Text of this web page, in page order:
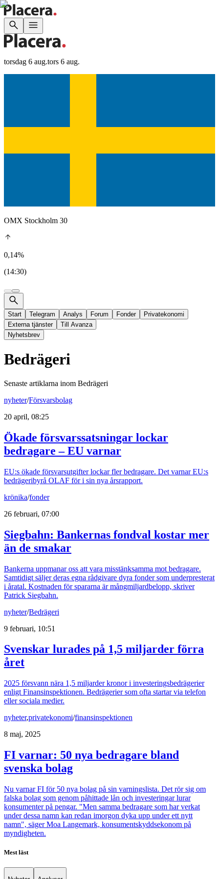
torsdag 6 aug.tors 6 aug.
OMX Stockholm 30
0,14%
(14:30)
Start Telegram Analys Forum Fonder
Privatekonomi
Externa tjänster
Till Avanza
Nyhetsbrev
Bedrägeri
Senaste artiklarna inom Bedrägeri
nyheter/Försvarsbolag
20 april, 08:25
Ökade försvarssatsningar lockar
bedragare – EU varnar
EU:s ökade försvarsutgifter lockar fler bedragare. Det varnar EU:s
bedrägeribyrå OLAF för i sin nya årsrapport.
krönika/fonder
26 februari, 07:00
Siegbahn: Bankernas fondval kostar mer
än de smakar
Bankerna uppmanar oss att vara misstänksamma mot bedragare.
Samtidigt säljer deras egna rådgivare dyra fonder som underpresterat
i åratal. Kostnaden för spararna är mångmiljardbelopp, skriver
Patrick Siegbahn.
nyheter/Bedrägeri
9 februari, 10:51
Svenskar lurades på 1,5 miljarder förra
året
2025 försvann nära 1,5 miljarder kronor i investeringsbedrägerier
enligt Finansinspektionen. Bedrägerier som ofta startar via telefon
eller sociala medier.
nyheter,privatekonomi/finansinspektionen
8 maj, 2025
FI varnar: 50 nya bedragare bland
svenska bolag
Nu varnar FI för 50 nya bolag på sin varningslista. Det rör sig om
falska bolag som genom påhittade lån och investeringar lurar
konsumenter på pengar. "Men samma bedragare som har verkat
under dessa namn kan redan imorgon dyka upp under ett nytt
namn", säger Moa Langemark, konsumentskyddsekonom på
myndigheten.
Mest läst